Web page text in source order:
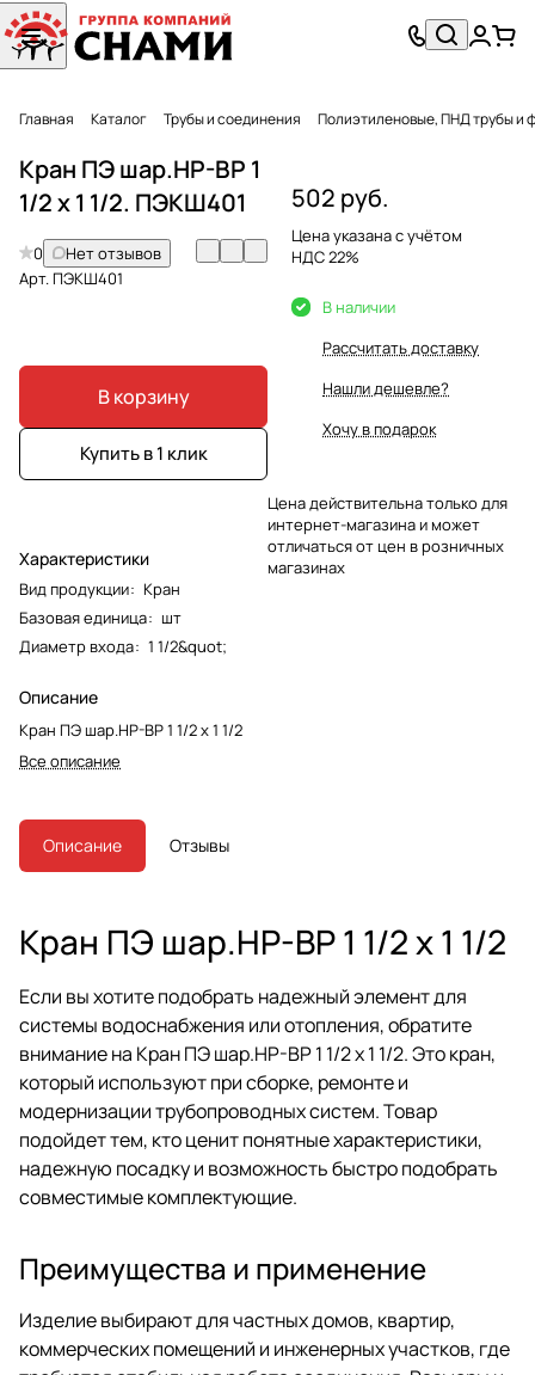
Главная Каталог Трубы и соединения Полиэтиленовые, ПНД трубы и
Кран ПЭ шар.НР-ВР 1
1/2 x 1 1/2. ПЭКШ401
0
Нет отзывов
Арт.ПЭКШ401
В корзину
Купить в 1 клик
Характеристики
Вид продукции: Кран
Базовая единица: шт
Диаметр входа: 1 1/2&quot;
Описание
Кран ПЭ шар.НР-ВР 1 1/2 x 1 1/2
Все описание
502 руб.
Цена указана с учётом
НДС 22%
В наличии
Рассчитать доставку
Нашли дешевле?
Хочу в подарок
Цена действительна только для
интернет-магазина и может
отличаться от цен в розничных
магазинах
Описание Отзывы
Кран ПЭ шар.НР-ВР 1 1/2 x 1 1/2
Если вы хотите подобрать надежный элемент для
системы водоснабжения или отопления, обратите
внимание на Кран ПЭ шар.НР-ВР 1 1/2 x 1 1/2. Это кран,
который используют при сборке, ремонте и
модернизации трубопроводных систем. Товар
подойдет тем, кто ценит понятные характеристики,
надежную посадку и возможность быстро подобрать
совместимые комплектующие.
Преимущества и применение
Изделие выбирают для частных домов, квартир,
коммерческих помещений и инженерных участков, где